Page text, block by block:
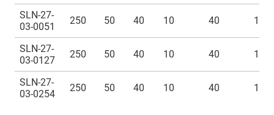
SLN-27-
03-0051
250 50 40 10 40 100
SLN-27-
03-0127
250 50 40 10 40 100
SLN-27-
03-0254
250 50 40 10 40 100